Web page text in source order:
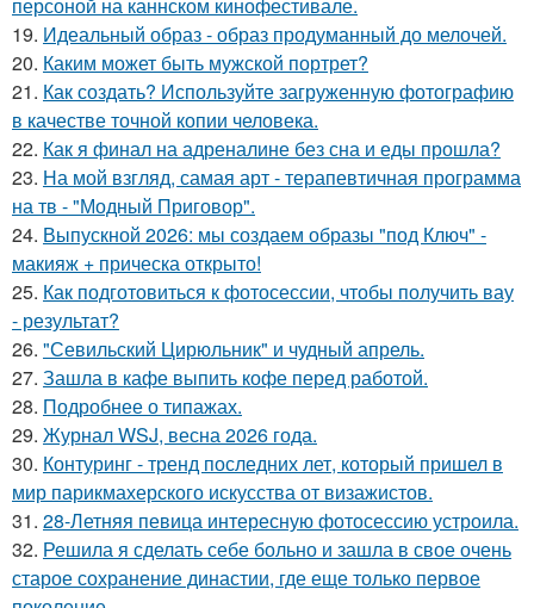
19. Идеальный образ - образ продуманный до мелочей.
20. Каким может быть мужской портрет?
21. Как создать? Используйте загруженную фотографию
в качестве точной копии человека.
22. Как я финал на адреналине без сна и еды прошла?
23. На мой взгляд, самая арт - терапевтичная программа
на тв - "Модный Приговор".
24. Выпускной 2026: мы создаем образы "под Ключ" -
макияж + прическа открыто!
25. Как подготовиться к фотосессии, чтобы получить вау
- результат?
26. "Севильский Цирюльник" и чудный апрель.
27. Зашла в кафе выпить кофе перед работой.
28. Подробнее о типажах.
29. Журнал WSJ, весна 2026 года.
30. Контуринг - тренд последних лет, который пришел в
мир парикмахерского искусства от визажистов.
31. 28-Летняя певица интересную фотосессию устроила.
32. Решила я сделать себе больно и зашла в свое очень
старое сохранение династии, где еще только первое